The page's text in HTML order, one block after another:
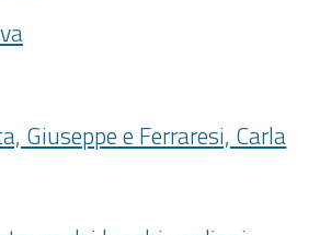
Giuseppe e Ferraresi, Carla